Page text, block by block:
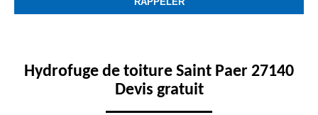
Hydrofuge de toiture Saint Paer 27140
Devis gratuit